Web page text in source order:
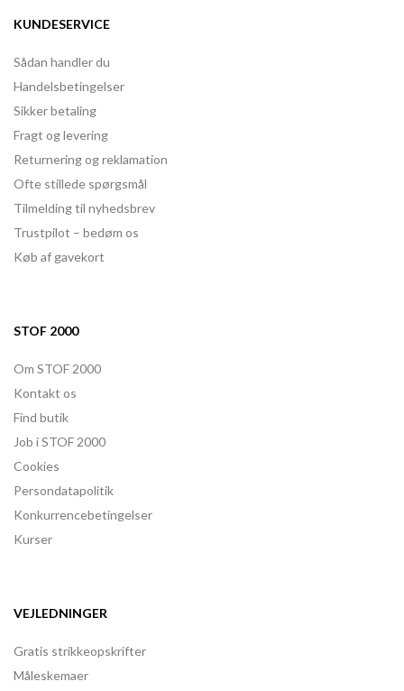
KUNDESERVICE
Sådan handler du
Handelsbetingelser
Sikker betaling
Fragt og levering
Returnering og reklamation
Ofte stillede spørgsmål
Tilmelding til nyhedsbrev
Trustpilot – bedøm os
Køb af gavekort
STOF 2000
Om STOF 2000
Kontakt os
Find butik
Job i STOF 2000
Cookies
Persondatapolitik
Konkurrencebetingelser
Kurser
VEJLEDNINGER
Gratis strikkeopskrifter
Måleskemaer